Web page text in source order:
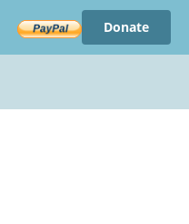
Donate